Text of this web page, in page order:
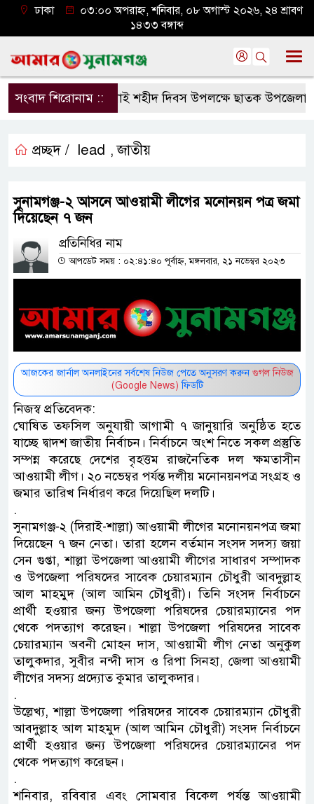
ঢাকা
০৩:০০ অপরাহ্ন, শনিবার, ০৮ অগাস্ট ২০২৬, ২৪ শ্রাবণ
১৪৩৩ বঙ্গাব্দ
সংবাদ শিরোনাম ::জুলাই শহীদ দিবস উপলক্ষে ছাতক উপজেলা
প্রচ্ছদ / lead ,জাতীয়
সুনামগঞ্জ-২ আসনে আওয়ামী লীগের মনোনয়ন পত্র জমা
দিয়েছেন ৭ জন
প্রতিনিধির নাম
আপডেট সময় : ০২:৪১:৪০ পূর্বাহ্ন, মঙ্গলবার, ২১ নভেম্বর ২০২৩
আজকের জার্নাল অনলাইনের সর্বশেষ নিউজ পেতে অনুসরণ করুন গুগল নিউজ
(Google News) ফিডটি
নিজস্ব প্রতিবেদক:
ঘোষিত তফসিল অনুযায়ী আগামী ৭ জানুয়ারি অনুষ্ঠিত হতে
যাচ্ছে দ্বাদশ জাতীয় নির্বাচন। নির্বাচনে অংশ নিতে সকল প্রস্তুতি
সম্পন্ন করেছে দেশের বৃহত্তম রাজনৈতিক দল ক্ষমতাসীন
আওয়ামী লীগ। ২০ নভেম্বর পর্যন্ত দলীয় মনোনয়নপত্র সংগ্রহ ও
জমার তারিখ নির্ধারণ করে দিয়েছিল দলটি।
.
সুনামগঞ্জ-২ (দিরাই-শাল্লা) আওয়ামী লীগের মনোনয়নপত্র জমা
দিয়েছেন ৭ জন নেতা। তারা হলেন বর্তমান সংসদ সদস্য জয়া
সেন গুপ্তা, শাল্লা উপজেলা আওয়ামী লীগের সাধারণ সম্পাদক
ও উপজেলা পরিষদের সাবেক চেয়ারম্যান চৌধুরী আবদুল্লাহ
আল মাহমুদ (আল আমিন চৌধুরী)। তিনি সংসদ নির্বাচনে
প্রার্থী হওয়ার জন্য উপজেলা পরিষদের চেয়ারম্যানের পদ
থেকে পদত্যাগ করেছন। শাল্লা উপজেলা পরিষদের সাবেক
চেয়ারম্যান অবনী মোহন দাস, আওয়ামী লীগ নেতা অনুকুল
তালুকদার, সুবীর নন্দী দাস ও রিপা সিনহা, জেলা আওয়ামী
লীগের সদস্য প্রদ্যোত কুমার তালুকদার।
.
উল্লেখ্য, শাল্লা উপজেলা পরিষদের সাবেক চেয়ারম্যান চৌধুরী
আবদুল্লাহ আল মাহমুদ (আল আমিন চৌধুরী) সংসদ নির্বাচনে
প্রার্থী হওয়ার জন্য উপজেলা পরিষদের চেয়ারম্যানের পদ
থেকে পদত্যাগ করেছন।
.
শনিবার, রবিবার এবং সোমবার বিকেল পর্যন্ত আওয়ামী